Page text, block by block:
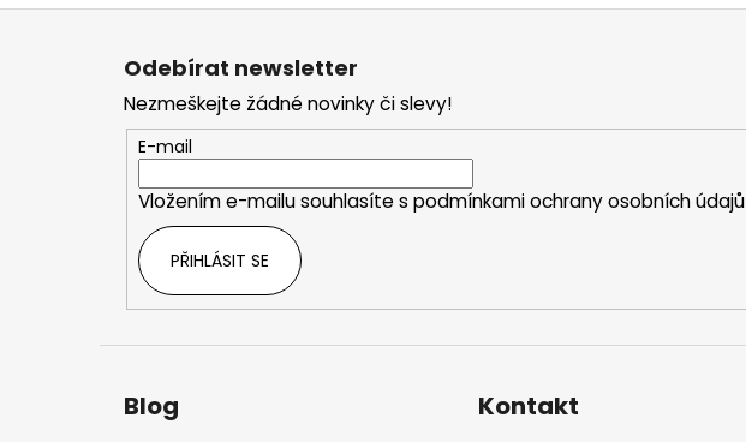
Odebírat newsletter
Nezmeškejte žádné novinky či slevy!
E-mail
Vložením e-mailu souhlasíte s podmínkami ochrany osobních údajů
PŘIHLÁSIT SE
Blog Kontakt